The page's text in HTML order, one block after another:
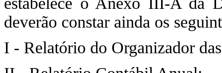
deverão constar ainda os
I - Relatório do Organizador